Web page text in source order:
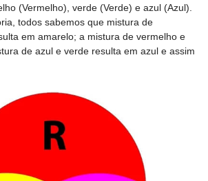
(Vermelho), verde (Verde) e azul (Azul).
todos sabemos que mistura de
em amarelo; a mistura de vermelho e
de azul e verde resulta em azul e assim